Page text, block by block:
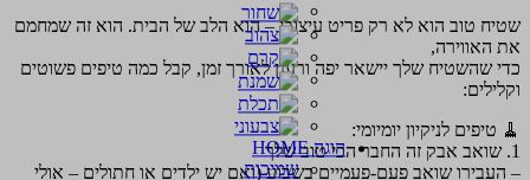
הוגה HOME
שמיכות
שטיח טוב הוא לא רק פריט עיצובי – הוא הלב של הבית. הוא זה שמחמם
את האווירה,
כדי שהשטיח שלך יישאר יפה ורענן לאורך זמן, קבל כמה טיפים פשוטים
וקלילים:
🧹 טיפים לניקיון יומיומי:
1. שואב אבק זה החבר הכי טוב שלך
– העבירו שואב פעם-פעמיים בשבוע (ואם יש ילדים או חתולים – אולי